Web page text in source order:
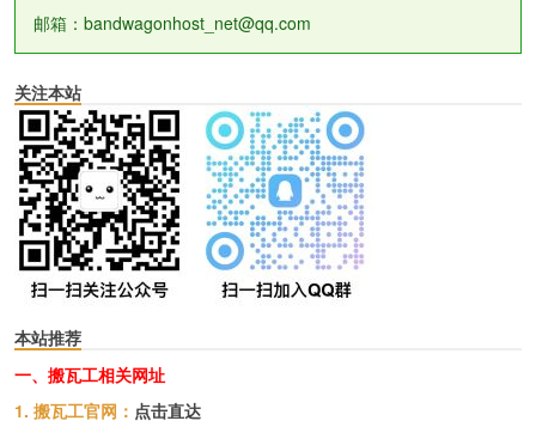
邮箱：bandwagonhost_net@qq.com
关注本站
本站推荐
一、搬瓦工相关网址
1. 搬瓦工官网： 点击直达